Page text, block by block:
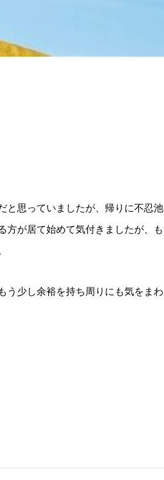
と思っていましたが、帰りに不忍池
方が居て始めて気付きましたが、も
う少し余裕を持ち周りにも気をまわ